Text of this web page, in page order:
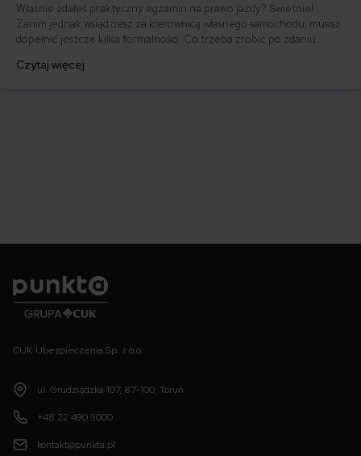
Właśnie zdałeś praktyczny egzamin na prawo jazdy? Świetnie!
Zanim jednak wsiądziesz za kierownicą własnego samochodu, musisz
dopełnić jeszcze kilka formalności. Co trzeba zrobić po zdaniu
którym szybko załatwisz sprawy urzędowe i będziesz mógł prowadzić
Czytaj więcej
CUK Ubezpieczenia Sp. z o.o.
ul. Grudziądzka 107, 87-100, Toruń
+48 22 490 9000
kontakt@punkta.pl